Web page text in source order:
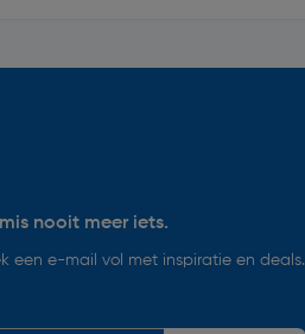
nooit meer iets.
een e-mail vol met inspiratie en deals.